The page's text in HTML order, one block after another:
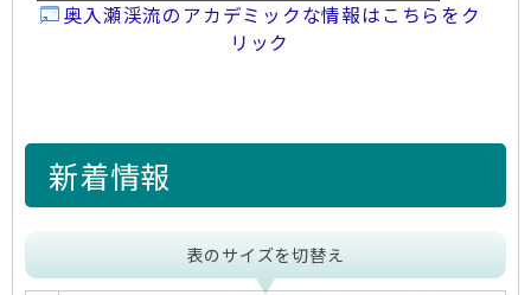
奥入瀬渓流のアカデミックな情報はこちらをク
リック
新着情報
表のサイズを切替え